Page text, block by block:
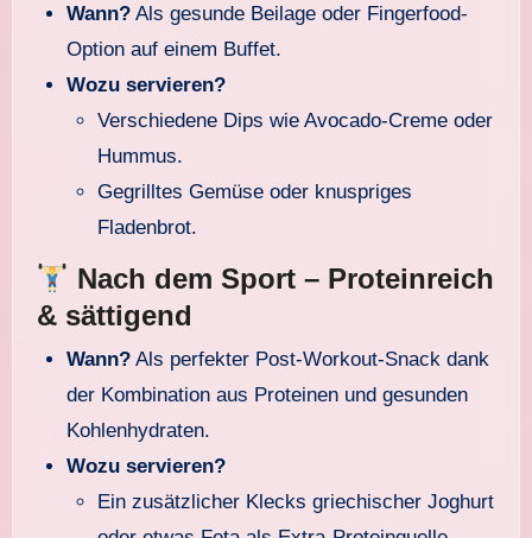
Wann? Als gesunde Beilage oder Fingerfood-
Option auf einem Buffet.
Wozu servieren?
Verschiedene Dips wie Avocado-Creme oder
Hummus.
Gegrilltes Gemüse oder knuspriges
Fladenbrot.
Nach dem Sport – Proteinreich
& sättigend
Wann? Als perfekter Post-Workout-Snack dank
der Kombination aus Proteinen und gesunden
Kohlenhydraten.
Wozu servieren?
Ein zusätzlicher Klecks griechischer Joghurt